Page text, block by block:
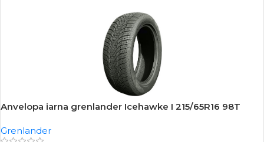
-18%
Anvelopa iarna grenlander Icehawke I 215/65R16 98T
Grenlander